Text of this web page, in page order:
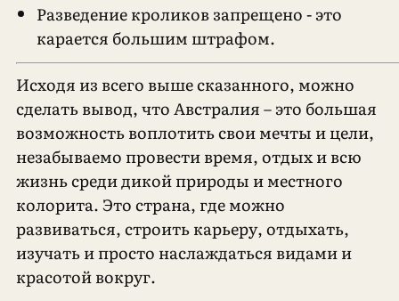
Разведение кроликов запрещено - это
карается большим штрафом.
Исходя из всего выше сказанного, можно
сделать вывод, что Австралия – это большая
возможность воплотить свои мечты и цели,
незабываемо провести время, отдых и всю
жизнь среди дикой природы и местного
колорита. Это страна, где можно
развиваться, строить карьеру, отдыхать,
изучать и просто наслаждаться видами и
красотой вокруг.